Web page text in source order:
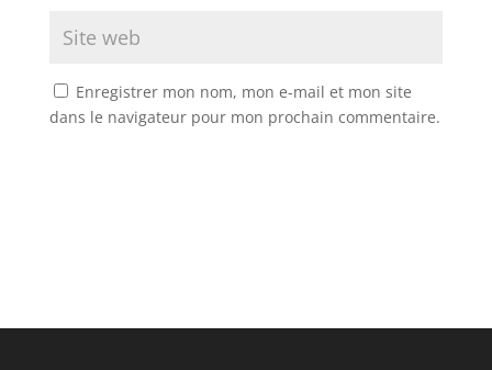
Enregistrer mon nom, mon e-mail et mon site
dans le navigateur pour mon prochain commentaire.